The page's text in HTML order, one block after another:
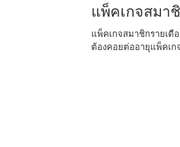
แพ็คเกจสมา
แพ็คเกจสมาชิกรายเ
ต้องคอยต่ออายุแพ็คเ